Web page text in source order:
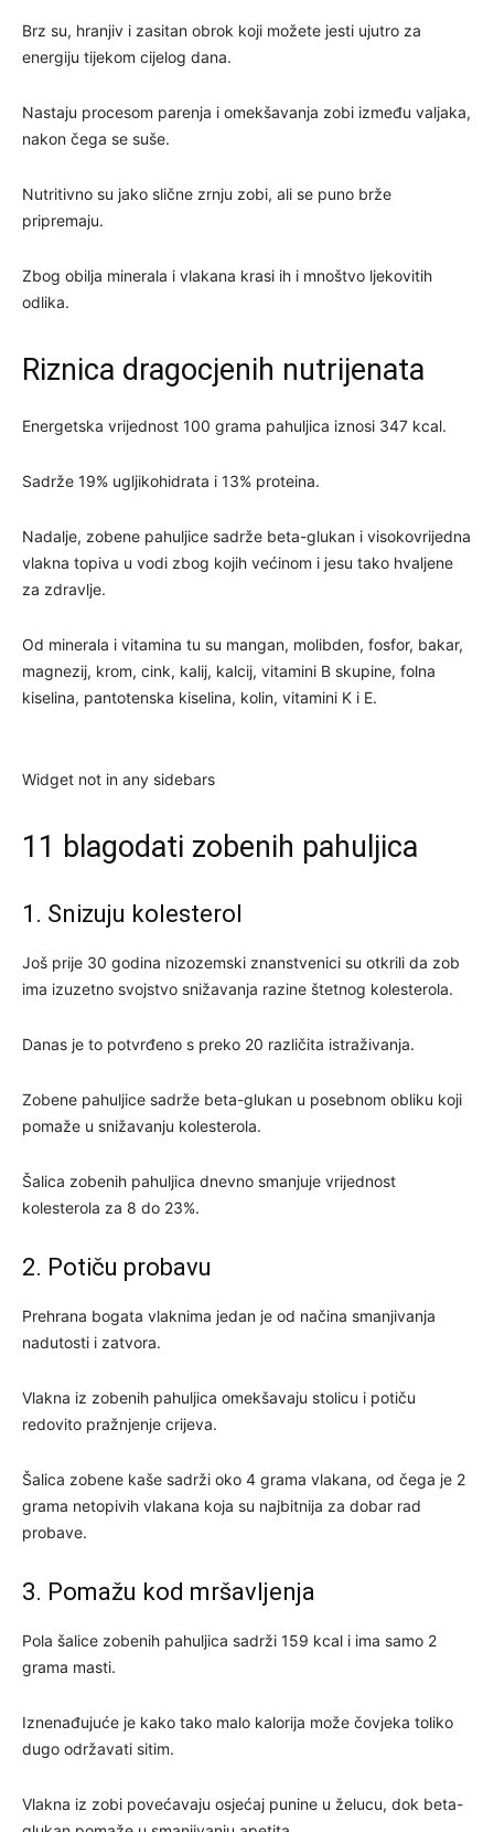
Brz su, hranjiv i zasitan obrok koji možete jesti ujutro za
energiju tijekom cijelog dana.
Nastaju procesom parenja i omekšavanja zobi između valjaka,
nakon čega se suše.
Nutritivno su jako slične zrnju zobi, ali se puno brže
pripremaju.
Zbog obilja minerala i vlakana krasi ih i mnoštvo ljekovitih
odlika.
Riznica dragocjenih nutrijenata
Energetska vrijednost 100 grama pahuljica iznosi 347 kcal.
Sadrže 19% ugljikohidrata i 13% proteina.
Nadalje, zobene pahuljice sadrže beta-glukan i visokovrijedna
vlakna topiva u vodi zbog kojih većinom i jesu tako hvaljene
za zdravlje.
Od minerala i vitamina tu su mangan, molibden, fosfor, bakar,
magnezij, krom, cink, kalij, kalcij, vitamini B skupine, folna
kiselina, pantotenska kiselina, kolin, vitamini K i E.
Widget not in any sidebars
11 blagodati zobenih pahuljica
1. Snizuju kolesterol
Još prije 30 godina nizozemski znanstvenici su otkrili da zob
ima izuzetno svojstvo snižavanja razine štetnog kolesterola.
Danas je to potvrđeno s preko 20 različita istraživanja.
Zobene pahuljice sadrže beta-glukan u posebnom obliku koji
pomaže u snižavanju kolesterola.
Šalica zobenih pahuljica dnevno smanjuje vrijednost
kolesterola za 8 do 23%.
2. Potiču probavu
Prehrana bogata vlaknima jedan je od načina smanjivanja
nadutosti i zatvora.
Vlakna iz zobenih pahuljica omekšavaju stolicu i potiču
redovito pražnjenje crijeva.
Šalica zobene kaše sadrži oko 4 grama vlakana, od čega je 2
grama netopivih vlakana koja su najbitnija za dobar rad
probave.
3. Pomažu kod mršavljenja
Pola šalice zobenih pahuljica sadrži 159 kcal i ima samo 2
grama masti.
Iznenađujuće je kako tako malo kalorija može čovjeka toliko
dugo održavati sitim.
Vlakna iz zobi povećavaju osjećaj punine u želucu, dok beta-